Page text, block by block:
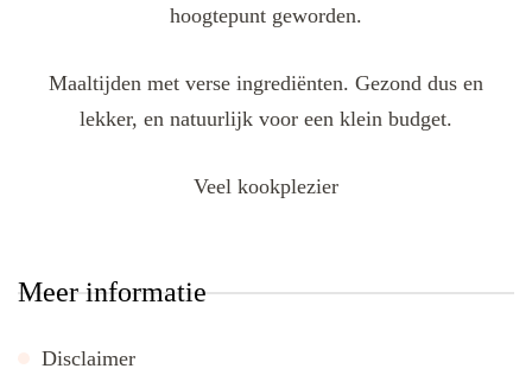
hoogtepunt geworden.
Maaltijden met verse ingrediënten. Gezond dus en
lekker, en natuurlijk voor een klein budget.
Veel kookplezier
Meer informatie
Disclaimer